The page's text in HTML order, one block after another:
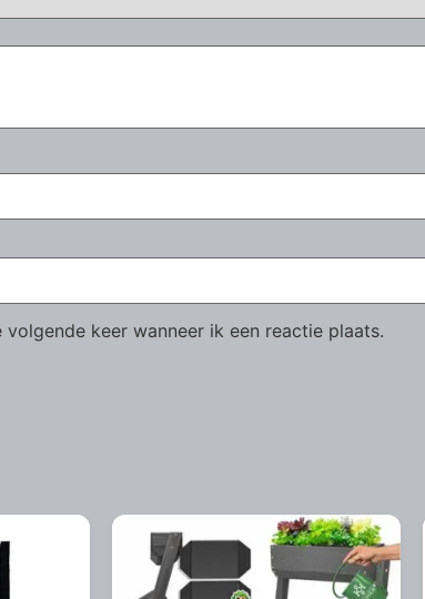
keer wanneer ik een reactie plaats.